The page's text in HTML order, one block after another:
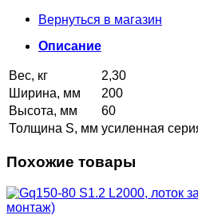
Вернуться в магазин
Описание
Вес, кг
2,30
Ширина, мм
200
Высота, мм
60
Толщина S, мм усиленная
Похожие товары